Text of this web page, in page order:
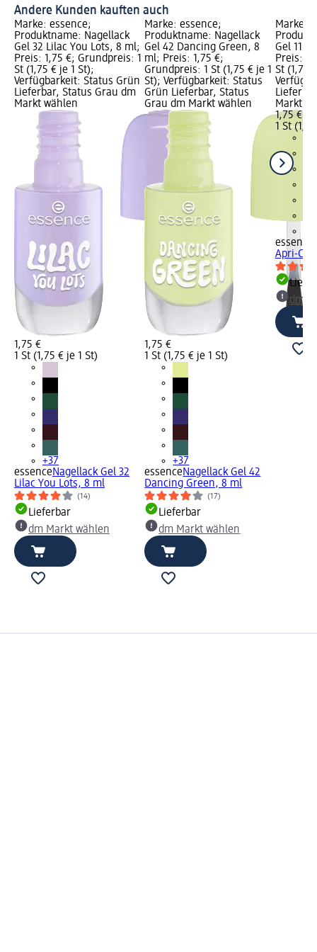
Andere Kunden kauften auch
Marke: essence;
Produktname: Nagellack
Gel 32 Lilac You Lots, 8 ml;
Preis: 1,75 €; Grundpreis: 1
St (1,75 € je 1 St);
Verfügbarkeit: Status Grün
Lieferbar, Status Grau dm
Markt wählen
1,75 €
1 St (1,75 € je 1 St)
+37
essenceNagellack Gel 32
Lilac You Lots, 8 ml
(14)
Lieferbar
dm Markt wählen
Marke: essence;
Produktname: Nagellack
Gel 42 Dancing Green, 8
ml; Preis: 1,75 €;
Grundpreis: 1 St (1,75 € je 1
St); Verfügbarkeit: Status
Grün Lieferbar, Status
Grau dm Markt wählen
1,75 €
1 St (1,75 € je 1 St)
+37
essenceNagellack Gel 42
Dancing Green, 8 ml
(17)
Lieferbar
dm Markt wählen
Marke:
Gel 11
Preis:
St (1,75
Markt
1,75 €
1 St
essence
Apri-
dm